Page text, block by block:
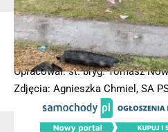
| POLECANE –
Dachowanie
[ZDJĘCIA]
Opracował: st. bryg. Tomasz
Zdjęcia: Agnieszka Chmiel, SA